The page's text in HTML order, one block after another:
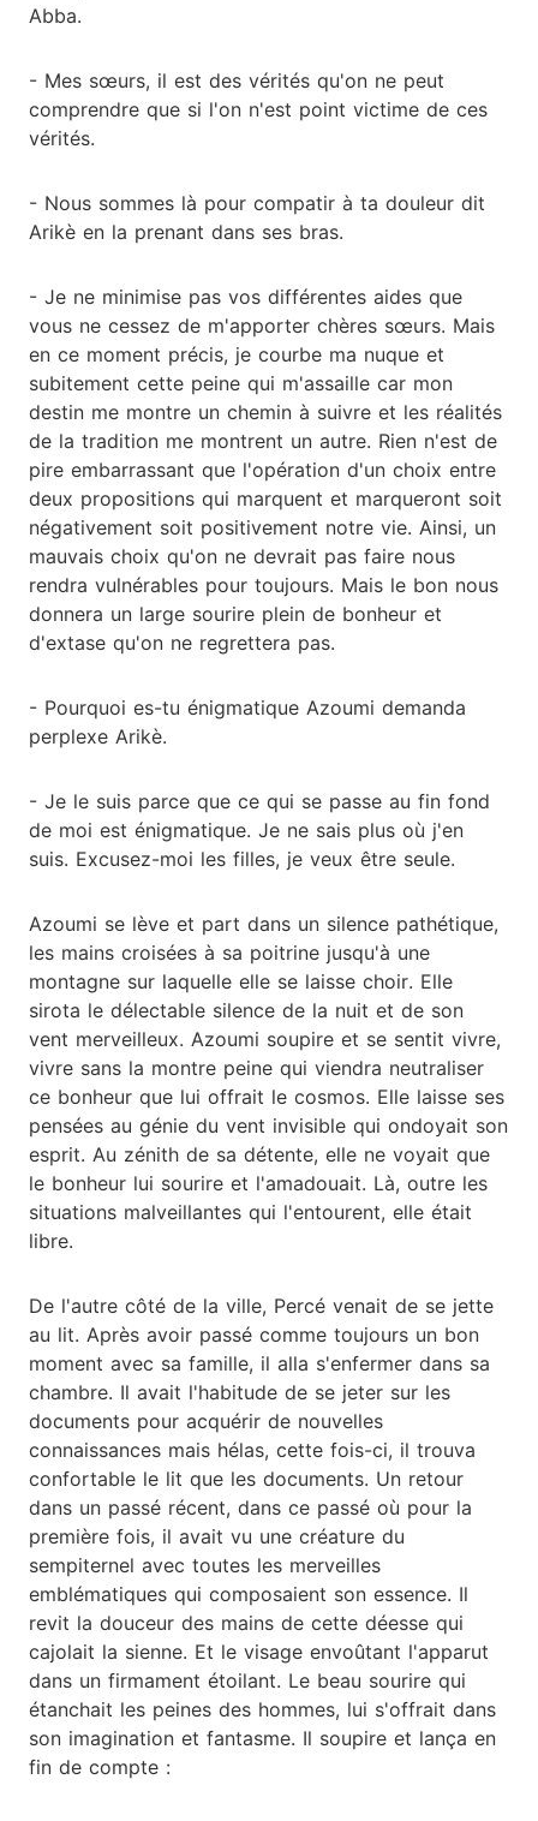
Abba.
- Mes sœurs, il est des vérités qu'on ne peut
comprendre que si l'on n'est point victime de ces
vérités.
- Nous sommes là pour compatir à ta douleur dit
Arikè en la prenant dans ses bras.
- Je ne minimise pas vos différentes aides que
vous ne cessez de m'apporter chères sœurs. Mais
en ce moment précis, je courbe ma nuque et
subitement cette peine qui m'assaille car mon
destin me montre un chemin à suivre et les réalités
de la tradition me montrent un autre. Rien n'est de
pire embarrassant que l'opération d'un choix entre
deux propositions qui marquent et marqueront soit
négativement soit positivement notre vie. Ainsi, un
mauvais choix qu'on ne devrait pas faire nous
rendra vulnérables pour toujours. Mais le bon nous
donnera un large sourire plein de bonheur et
d'extase qu'on ne regrettera pas.
- Pourquoi es-tu énigmatique Azoumi demanda
perplexe Arikè.
- Je le suis parce que ce qui se passe au fin fond
de moi est énigmatique. Je ne sais plus où j'en
suis. Excusez-moi les filles, je veux être seule.
Azoumi se lève et part dans un silence pathétique,
les mains croisées à sa poitrine jusqu'à une
montagne sur laquelle elle se laisse choir. Elle
sirota le délectable silence de la nuit et de son
vent merveilleux. Azoumi soupire et se sentit vivre,
vivre sans la montre peine qui viendra neutraliser
ce bonheur que lui offrait le cosmos. Elle laisse ses
pensées au génie du vent invisible qui ondoyait son
esprit. Au zénith de sa détente, elle ne voyait que
le bonheur lui sourire et l'amadouait. Là, outre les
situations malveillantes qui l'entourent, elle était
libre.
De l'autre côté de la ville, Percé venait de se jette
au lit. Après avoir passé comme toujours un bon
moment avec sa famille, il alla s'enfermer dans sa
chambre. Il avait l'habitude de se jeter sur les
documents pour acquérir de nouvelles
connaissances mais hélas, cette fois-ci, il trouva
confortable le lit que les documents. Un retour
dans un passé récent, dans ce passé où pour la
première fois, il avait vu une créature du
sempiternel avec toutes les merveilles
emblématiques qui composaient son essence. Il
revit la douceur des mains de cette déesse qui
cajolait la sienne. Et le visage envoûtant l'apparut
dans un firmament étoilant. Le beau sourire qui
étanchait les peines des hommes, lui s'offrait dans
son imagination et fantasme. Il soupire et lança en
fin de compte :